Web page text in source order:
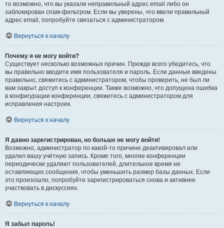
то возможно, что вы указали неправильный адрес email либо он
заблокирован спам-фильтром. Если вы уверены, что ввели правильный
адрес email, попробуйте связаться с администратором.
Вернуться к началу
Почему я не могу войти?
Существует несколько возможных причин. Прежде всего убедитесь, что
вы правильно вводите имя пользователя и пароль. Если данные введены
правильно, свяжитесь с администратором, чтобы проверить, не был ли
вам закрыт доступ к конференции. Также возможно, что допущена ошибка
в конфигурации конференции, свяжитесь с администратором для
исправления настроек.
Вернуться к началу
Я давно зарегистрирован, но больше не могу войти!
Возможно, администратор по какой-то причине деактивировал или
удалил вашу учётную запись. Кроме того, многие конференции
периодически удаляют пользователей, длительное время не
оставляющих сообщения, чтобы уменьшить размер базы данных. Если
это произошло, попробуйте зарегистрироваться снова и активнее
участвовать в дискуссиях.
Вернуться к началу
Я забыл пароль!